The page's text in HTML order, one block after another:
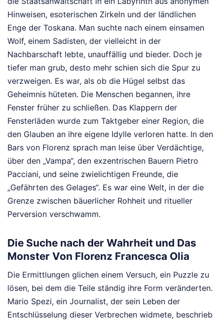
Hinweisen, esoterischen Zirkeln und der ländlichen
Enge der Toskana. Man suchte nach einem einsamen
Wolf, einem Sadisten, der vielleicht in der
Nachbarschaft lebte, unauffällig und bieder. Doch je
tiefer man grub, desto mehr schien sich die Spur zu
verzweigen. Es war, als ob die Hügel selbst das
Geheimnis hüteten. Die Menschen begannen, ihre
Fenster früher zu schließen. Das Klappern der
Fensterläden wurde zum Taktgeber einer Region, die
den Glauben an ihre eigene Idylle verloren hatte. In den
Bars von Florenz sprach man leise über Verdächtige,
über den „Vampa“, den exzentrischen Bauern Pietro
Pacciani, und seine zwielichtigen Freunde, die
„Gefährten des Gelages“. Es war eine Welt, in der die
Grenze zwischen bäuerlicher Rohheit und ritueller
Perversion verschwamm.
Die Suche nach der Wahrheit und Das
Monster Von Florenz Francesca Olia
Die Ermittlungen glichen einem Versuch, ein Puzzle zu
lösen, bei dem die Teile ständig ihre Form veränderten.
Mario Spezi, ein Journalist, der sein Leben der
Entschlüsselung dieser Verbrechen widmete, beschrieb